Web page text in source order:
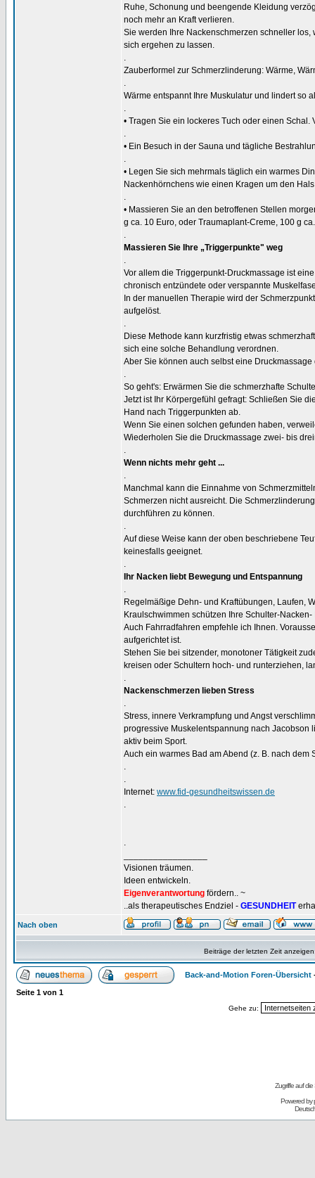
Ruhe, Schonung und beengende Kleidung
noch mehr an Kraft verlieren.
Sie werden Ihre Nackenschmerzen schneller
sich ergehen zu lassen.
.
Zauberformel zur Schmerzlinderung: Wärme,
.
Wärme entspannt Ihre Muskulatur und lindert so
.
• Tragen Sie ein lockeres Tuch oder einen Schal.
.
• Ein Besuch in der Sauna und tägliche
.
• Legen Sie sich mehrmals täglich ein warmes
Nackenhörnchens wie einen Kragen um den
.
• Massieren Sie an den betroffenen Stellen
g ca. 10 Euro, oder Traumaplant-Creme, 100 g
.
Massieren Sie Ihre „Triggerpunkte" weg
.
Vor allem die Triggerpunkt-Druckmassage ist
chronisch entzündete oder verspannte
In der manuellen Therapie wird der
aufgelöst.
.
Diese Methode kann kurzfristig etwas
sich eine solche Behandlung verordnen.
Aber Sie können auch selbst eine Druckmassage
.
So geht's: Erwärmen Sie die schmerzhafte
Jetzt ist Ihr Körpergefühl gefragt: Schließen Sie
Hand nach Triggerpunkten ab.
Wenn Sie einen solchen gefunden haben,
Wiederholen Sie die Druckmassage zwei- bis
.
Wenn nichts mehr geht ...
.
Manchmal kann die Einnahme von
Schmerzen nicht ausreicht. Die
durchführen zu können.
.
Auf diese Weise kann der oben beschriebene
keinesfalls geeignet.
.
Ihr Nacken liebt Bewegung und Entspannung
.
Regelmäßige Dehn- und Kraftübungen, Laufen,
Kraulschwimmen schützen Ihre Schulter-
Auch Fahrradfahren empfehle ich Ihnen.
aufgerichtet ist.
Stehen Sie bei sitzender, monotoner Tätigkeit
kreisen oder Schultern hoch- und runterziehen,
.
Nackenschmerzen lieben Stress
.
Stress, innere Verkrampfung und Angst
progressive Muskelentspannung nach
aktiv beim Sport.
Auch ein warmes Bad am Abend (z. B. nach
.
.
Internet: www.fid-gesundheitswissen.de
.
.
Visionen träumen.
Ideen entwickeln.
Eigenverantwortung fördern.. ~
..als therapeutisches Endziel - GESUNDHEIT
Nach oben
Beiträge der letzten Zeit
Back-and-Motion Foren-Übersicht
Seite 1 von 1
Gehe zu:
Zugriffe auf
Powered by